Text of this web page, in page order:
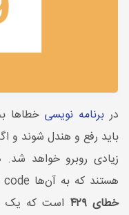
در برنامه نویسی خطاها
باید رفع و هندل شوند و
زیادی روبرو خواهد
هستند که به آن‌ها
خطای ۴۲۹
است که یک